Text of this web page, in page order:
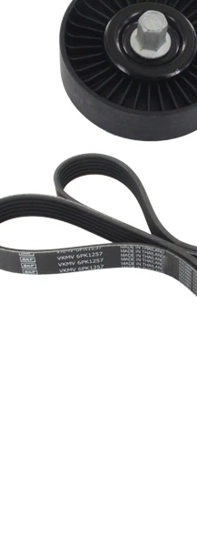
6
tilläggsinfo
Kontrollera
och byt vid
Inga SVHC-
substanser
tillhanda!
EPDM
(etylpropylen-
dien-gummi)
Antal
1
6PK1255 1